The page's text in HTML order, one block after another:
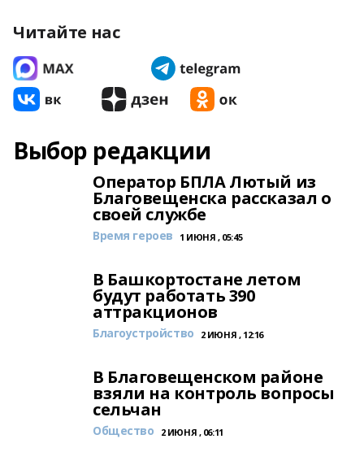
Читайте нас
Выбор редакции
Оператор БПЛА Лютый из
Благовещенска рассказал о
своей службе
Время героев 1 ИЮНЯ , 05:45
В Башкортостане летом
будут работать 390
аттракционов
Благоустройство 2 ИЮНЯ , 12:16
В Благовещенском районе
взяли на контроль вопросы
сельчан
Общество 2 ИЮНЯ , 06:11